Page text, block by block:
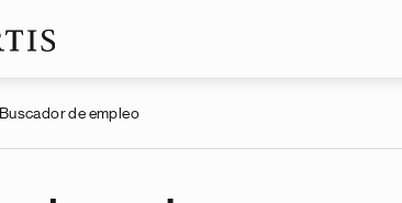
Buscador de empleo